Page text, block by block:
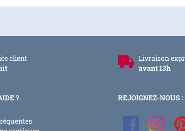
client
Livraison
avant 13h
? REJOIGNEZ-NOUS :